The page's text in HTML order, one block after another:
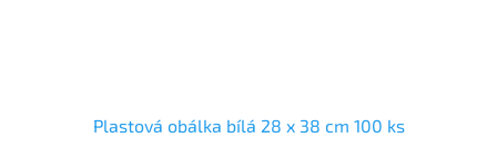
Plastová obálka bílá 28 x 38 cm 100 ks